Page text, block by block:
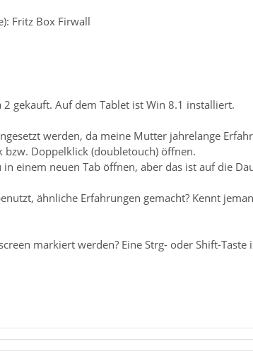
Fritz Box Firwall
gekauft. Auf dem Tablet ist Win 8.1 installiert.
werden, da meine Mutter jahrelange
bzw. Doppelklick (doubletouch) öffnen.
einem neuen Tab öffnen, aber das ist auf die
ähnliche Erfahrungen gemacht? Kennt
markiert werden? Eine Strg- oder Shift-